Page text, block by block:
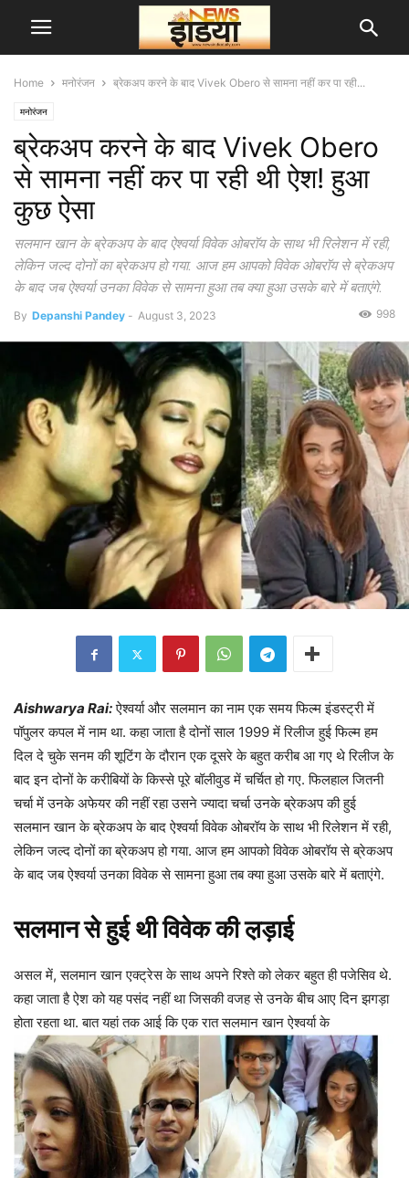
Home मनोरंजन ब्रेकअप करने के बाद Vivek Obero से सामना नहीं कर पा रही...
मनोरंजन
ब्रेकअप करने के बाद Vivek Obero
से सामना नहीं कर पा रही थी ऐश! हुआ
कुछ ऐसा
सलमान खान के ब्रेकअप के बाद ऐश्वर्या विवेक ओबरॉय के साथ भी रिलेशन में रही,
लेकिन जल्द दोनों का ब्रेकअप हो गया. आज हम आपको विवेक ओबरॉय से ब्रेकअप
के बाद जब ऐश्वर्या उनका विवेक से सामना हुआ तब क्या हुआ उसके बारे में बताएंगे.
By Depanshi Pandey - August 3, 2023 998
Aishwarya Rai:ऐश्वर्या और सलमान का नाम एक समय फिल्म इंडस्ट्री में
पॉपुलर कपल में नाम था. कहा जाता है दोनों साल 1999 में रिलीज हुई फिल्म हम
दिल दे चुके सनम की शूटिंग के दौरान एक दूसरे के बहुत करीब आ गए थे रिलीज के
बाद इन दोनों के करीबियों के किस्से पूरे बॉलीवुड में चर्चित हो गए. फिलहाल जितनी
चर्चा में उनके अफेयर की नहीं रहा उसने ज्यादा चर्चा उनके ब्रेकअप की हुई
सलमान खान के ब्रेकअप के बाद ऐश्वर्या विवेक ओबरॉय के साथ भी रिलेशन में रही,
लेकिन जल्द दोनों का ब्रेकअप हो गया. आज हम आपको विवेक ओबरॉय से ब्रेकअप
के बाद जब ऐश्वर्या उनका विवेक से सामना हुआ तब क्या हुआ उसके बारे में बताएंगे.
सलमान से हुई थी विवेक की ल़ड़ाई
असल में, सलमान खान एक्ट्रेस के साथ अपने रिश्ते को लेकर बहुत ही पजेसिव थे.
कहा जाता है ऐश को यह पसंद नहीं था जिसकी वजह से उनके बीच आए दिन झगड़ा
होता रहता था. बात यहां तक आई कि एक रात सलमान खान ऐश्वर्या के